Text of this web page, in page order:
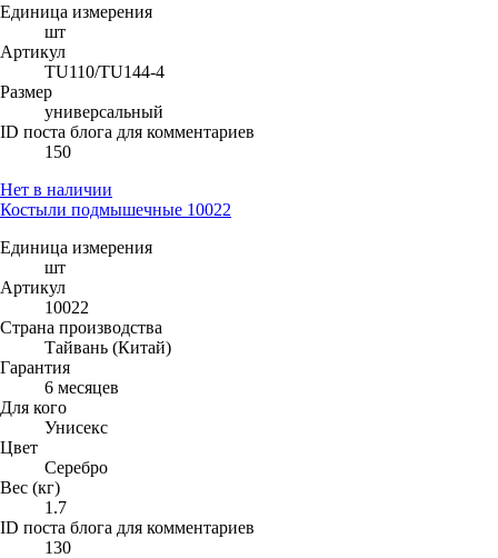
Единица измерения
шт
Артикул
TU110/TU144-4
Размер
универсальный
ID поста блога для комментариев
150
Нет в наличии
Костыли подмышечные 10022
Единица измерения
шт
Артикул
10022
Страна производства
Тайвань (Китай)
Гарантия
6 месяцев
Для кого
Унисекс
Цвет
Серебро
Вес (кг)
1.7
ID поста блога для комментариев
130